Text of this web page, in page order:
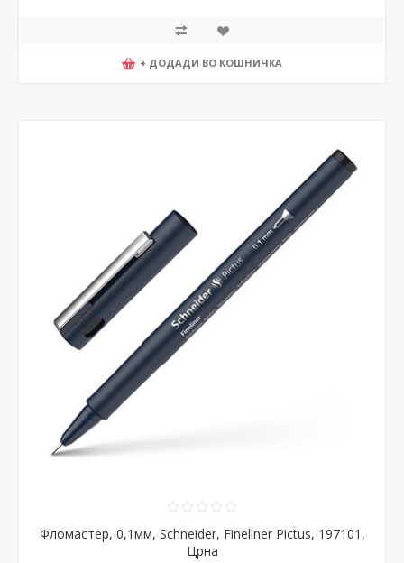
+ ДОДАДИ ВО КОШНИЧКА
Фломастер, 0,1мм, Schneider, Fineliner Pictus, 197101,
Црна